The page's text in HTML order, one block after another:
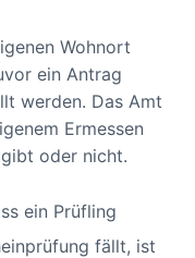
Wohnort
ein Antrag
werden. Das Amt
Ermessen
oder nicht.
ein Prüfling
fällt, ist